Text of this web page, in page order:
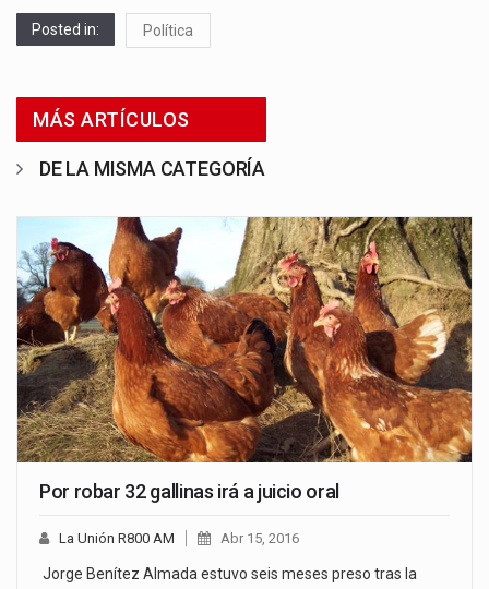
Posted in: Política
MÁS ARTÍCULOS
DE LA MISMA CATEGORÍA
Por robar 32 gallinas irá a juicio oral
La Unión R800 AM Abr 15, 2016
Jorge Benítez Almada estuvo seis meses preso tras la